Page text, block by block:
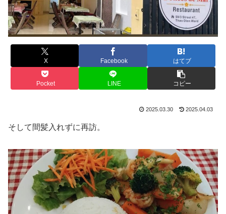
X Facebook はてブ
Pocket LINE コピー
2025.03.30 2025.04.03
そして間髪入れずに再訪。